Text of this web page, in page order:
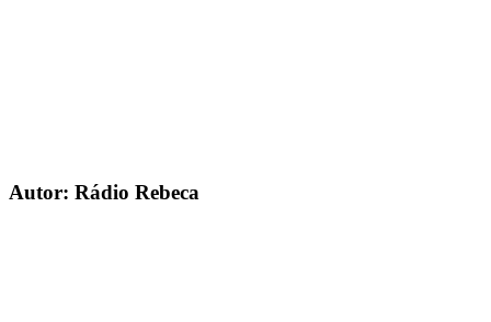
Autor: Rádio Rebeca